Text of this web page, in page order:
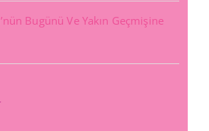
Bugünü Ve Yakın Geçmişine